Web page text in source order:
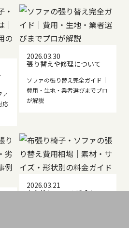
ァ
応
2026.03.30
張り替えや修理について
ソファの張り替え完全ガイド｜
費用・生地・業者選びまでプロ
が解説
2026.03.21
布生地について 料金につ